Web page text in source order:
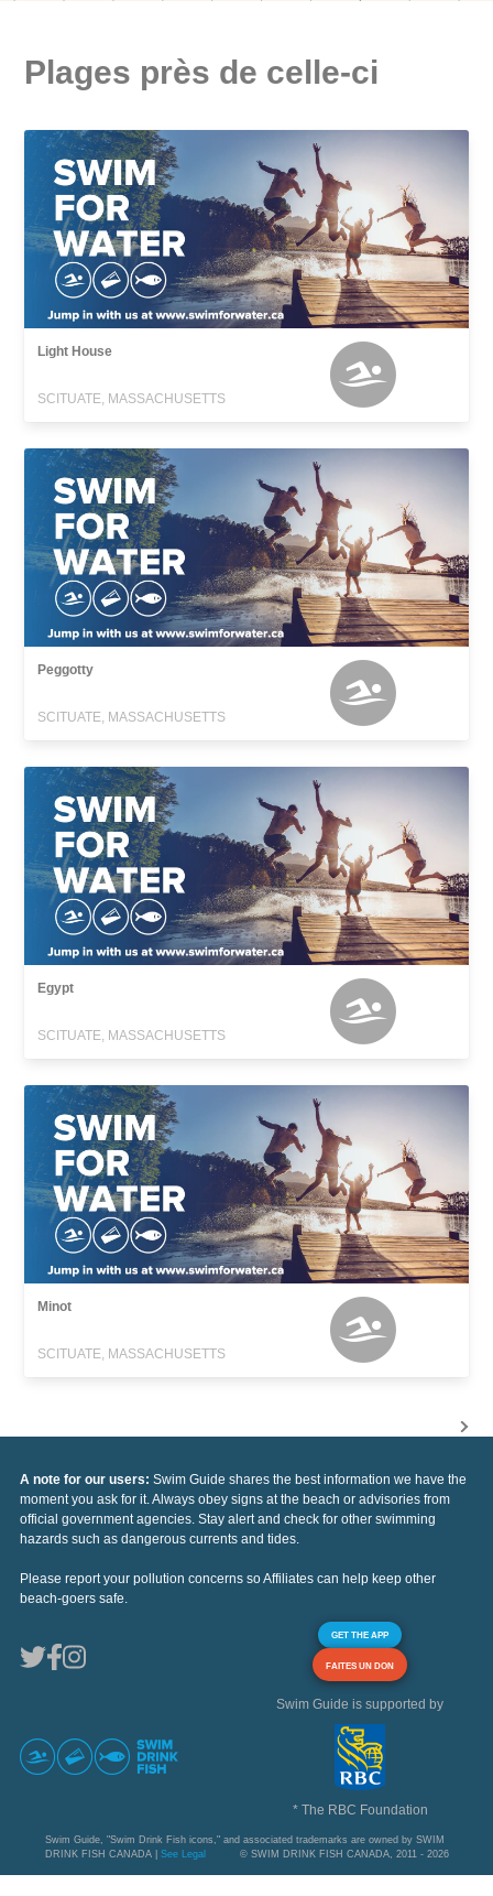
Plages près de celle-ci
Light House
SCITUATE, MASSACHUSETTS
Peggotty
SCITUATE, MASSACHUSETTS
Egypt
SCITUATE, MASSACHUSETTS
Minot
SCITUATE, MASSACHUSETTS
A note for our users: Swim Guide shares the best information we have the
moment you ask for it. Always obey signs at the beach or advisories from
official government agencies. Stay alert and check for other swimming
hazards such as dangerous currents and tides.
Please report your pollution concerns so Affiliates can help keep other
beach-goers safe.
GET THE APP
FAITES UN DON
Swim Guide is supported by
* The RBC Foundation
Swim Guide, "Swim Drink Fish icons," and associated trademarks are owned by SWIM
DRINK FISH CANADA | See Legal © SWIM DRINK FISH CANADA, 2011 - 2026